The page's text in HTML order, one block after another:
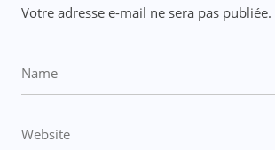
Votre adresse e-mail ne sera pas publiée.